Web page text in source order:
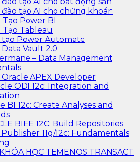
đào tạo AI cho chứng khoán
Tạo Power BI
Tạo Tableau
tạo Power Automate
Data Vault 2.0
– Data Management
Oracle APEX Developer
ODI 12c: Integration and
BI 12c: Create Analyses and
BIEE 12C: Build Repositories
11g/12c: Fundamentals
HỌC TEMENOS TRANSACT